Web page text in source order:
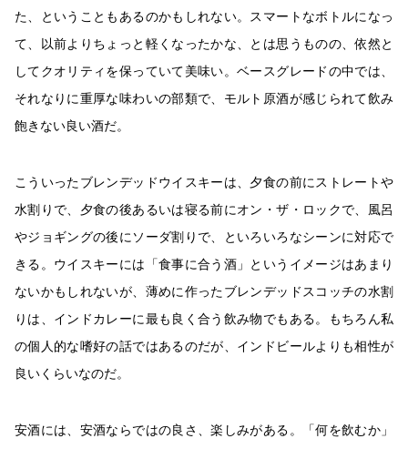
た、ということもあるのかもしれない。スマートなボトルになっ
て、以前よりちょっと軽くなったかな、とは思うものの、依然と
してクオリティを保っていて美味い。ベースグレードの中では、
それなりに重厚な味わいの部類で、モルト原酒が感じられて飲み
飽きない良い酒だ。
こういったブレンデッドウイスキーは、夕食の前にストレートや
水割りで、夕食の後あるいは寝る前にオン・ザ・ロックで、風呂
やジョギングの後にソーダ割りで、といろいろなシーンに対応で
きる。ウイスキーには「食事に合う酒」というイメージはあまり
ないかもしれないが、薄めに作ったブレンデッドスコッチの水割
りは、インドカレーに最も良く合う飲み物でもある。もちろん私
の個人的な嗜好の話ではあるのだが、インドビールよりも相性が
良いくらいなのだ。
安酒には、安酒ならではの良さ、楽しみがある。「何を飲むか」